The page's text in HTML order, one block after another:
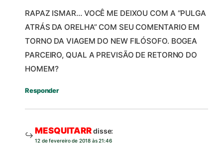
RAPAZ ISMAR… VOCÊ ME DEIXOU COM A “PULGA
ATRÁS DA ORELHA” COM SEU COMENTARIO EM
TORNO DA VIAGEM DO NEW FILÓSOFO. BOGEA
PARCEIRO, QUAL A PREVISÃO DE RETORNO DO
HOMEM?
Responder
MESQUITARRdisse:
12 de fevereiro de 2018 às 21:46